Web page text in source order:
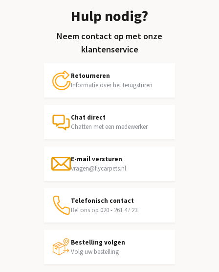
Hulp nodig?
Neem contact op met onze
klantenservice
Retourneren
Informatie over het terugsturen
Chat direct
Chatten met een medewerker
E-mail versturen
vragen@flycarpets.nl
Telefonisch contact
Bel ons op 020 - 261 47 23
Bestelling volgen
Volg uw bestelling